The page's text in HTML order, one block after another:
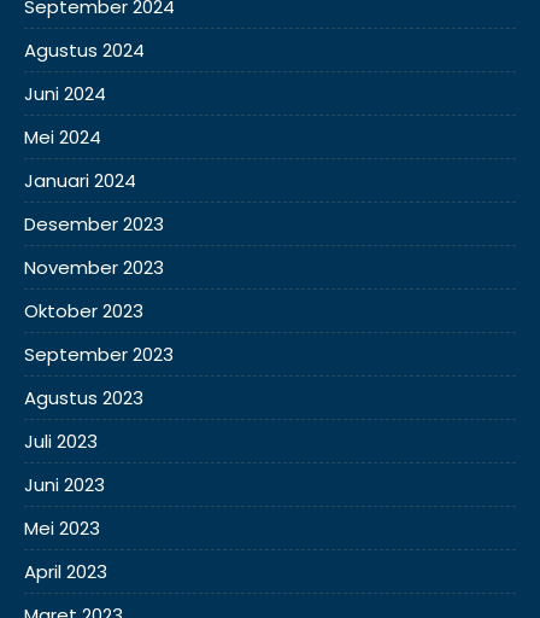
September 2024
Agustus 2024
Juni 2024
Mei 2024
Januari 2024
Desember 2023
November 2023
Oktober 2023
September 2023
Agustus 2023
Juli 2023
Juni 2023
Mei 2023
April 2023